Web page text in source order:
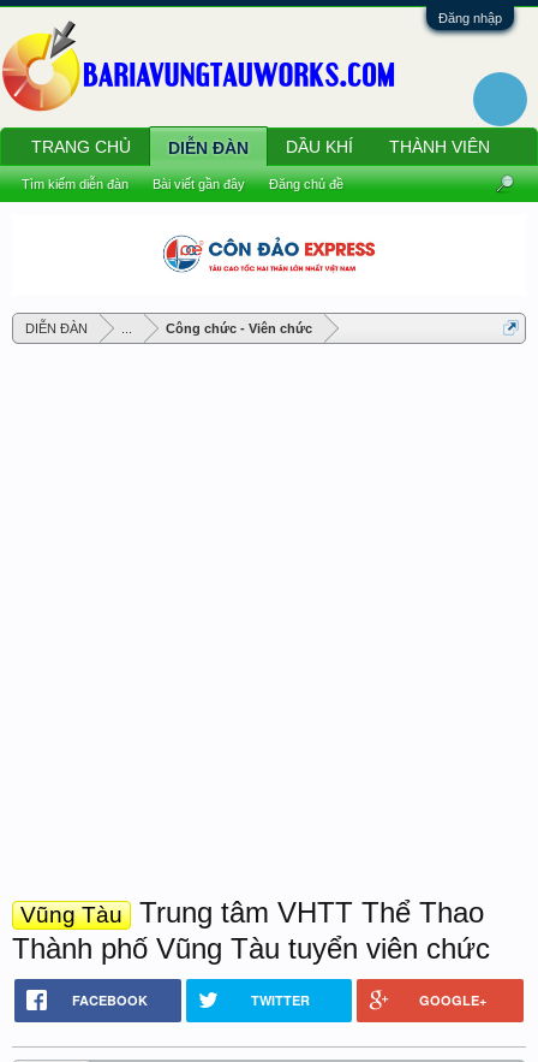
Đăng nhập
DIỄN ĐÀN ... Công chức - Viên chức
Vũng Tàu
Trung tâm VHTT Thể Thao
Thành phố Vũng Tàu tuyển viên chức
FACEBOOK TWITTER GOOGLE+
TRANG CHỦ DIỄN ĐÀN
Tìm kiếm diễn đàn Bài viết gần đây Đăng chủ đề
DẦU KHÍ THÀNH VIÊN